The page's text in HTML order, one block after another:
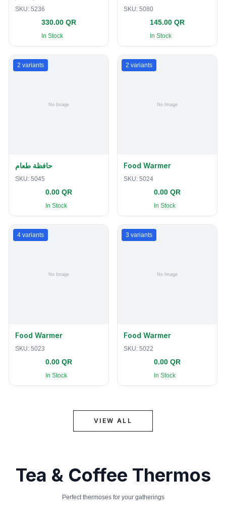
SKU: 5236
330.00 QR
In Stock
SKU: 5080
145.00 QR
In Stock
2 variants
حافظة طعام
SKU: 5045
0.00 QR
In Stock
2 variants
Food Warmer
SKU: 5024
0.00 QR
In Stock
4 variants
Food Warmer
SKU: 5023
0.00 QR
In Stock
3 variants
Food Warmer
SKU: 5022
0.00 QR
In Stock
VIEW ALL
Tea & Coffee Thermos
Perfect thermoses for your gatherings